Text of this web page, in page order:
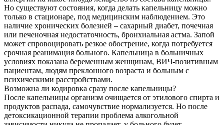
Но существуют состояния, когда делать капельницу можно
только в стационаре, под медицинским наблюдением. Это
наличие хронических болезней – сахарный диабет, почечная
или печеночная недостаточность, бронхиальная астма. Запой
может спровоцировать резкое обострение, когда потребуется
срочная реанимация больного. Капельница в больничных
условиях показана беременным женщинам, ВИЧ-позитивным
пациентам, людям преклонного возраста и больным с
психическими расстройствами.
Возможна ли кодировка сразу после капельницы?
После капельницы организм очищается от этилового спирта и
продуктов распада, самочувствие нормализуется. Но после
детоксикационной терапии проблема алкогольной